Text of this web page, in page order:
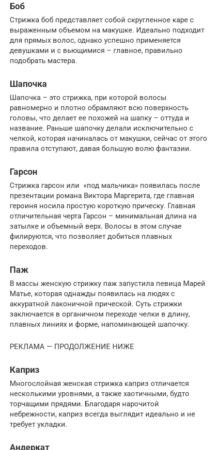
Боб
Стрижка боб представляет собой скругленное каре с
выраженным объемом на макушке. Идеально подходит
для прямых волос, однако успешно применяется
девушками и с вьющимися – главное, правильно
подобрать мастера.
Шапочка
Шапочка – это стрижка, при которой волосы
равномерно и плотно обрамляют всю поверхность
головы, что делает ее похожей на шапку – оттуда и
название. Раньше шапочку делали исключительно с
челкой, которая начиналась от макушки, сейчас от этого
правила отступают, давая большую волю фантазии.
Гарсон
Стрижка гарсон или «под мальчика» появилась после
презентации романа Виктора Маргерита, где главная
героиня носила простую короткую прическу. Главная
отличительная черта Гарсон – минимальная длина на
затылке и объемный верх. Волосы в этом случае
филируются, что позволяет добиться плавных
переходов.
Паж
В массы женскую стрижку паж запустила певица Марей
Матье, которая однажды появилась на людях с
аккуратной лаконичной прической. Суть стрижки
заключается в органичном переходе челки в длину,
плавных линиях и форме, напоминающей шапочку.
РЕКЛАМА — ПРОДОЛЖЕНИЕ НИЖЕ
Каприз
Многослойная женская стрижка каприз отличается
несколькими уровнями, а также хаотичными, будто
торчащими прядями. Благодаря нарочитой
небрежности, каприз всегда выглядит идеально и не
требует укладки.
Андеркат